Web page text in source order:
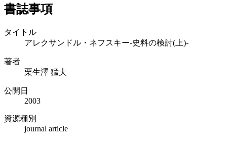
書誌事項
タイトル
アレクサンドル・ネフスキー-史料の検討(上)-
著者
栗生澤 猛夫
公開日
2003
資源種別
journal article